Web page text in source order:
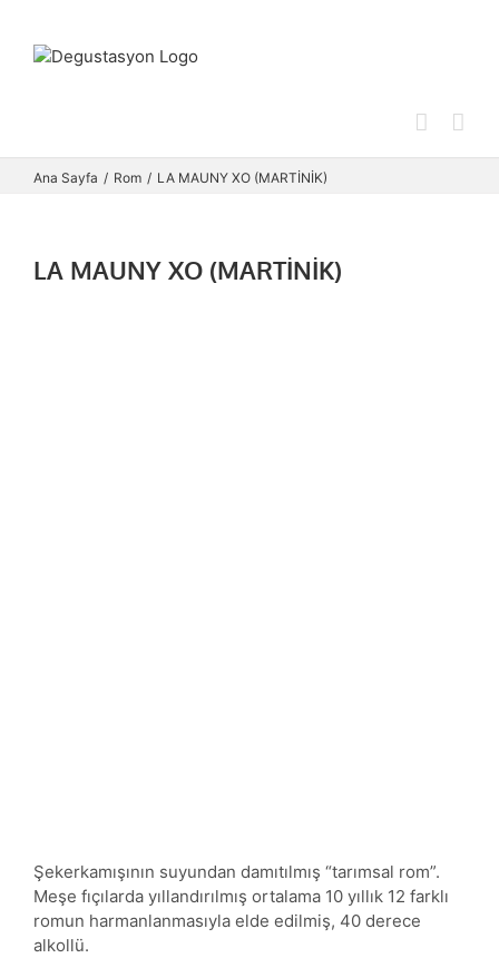
content
Ana Sayfa Rom LA MAUNY XO (MARTİNİK)
LA MAUNY XO (MARTİNİK)
Şekerkamışının suyundan damıtılmış “tarımsal rom”.
Meşe fıçılarda yıllandırılmış ortalama 10 yıllık 12 farklı
romun harmanlanmasıyla elde edilmiş, 40 derece
alkollü.